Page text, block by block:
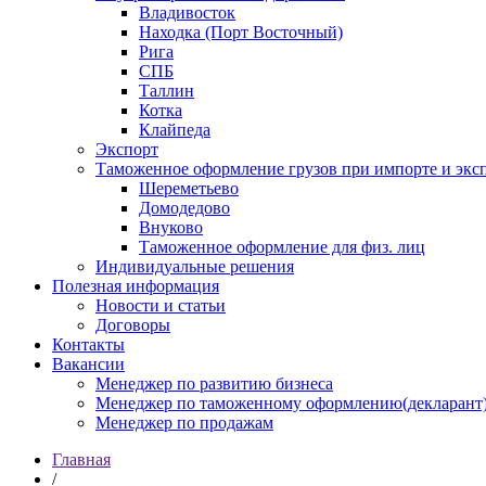
Владивосток
Находка (Порт Восточный)
Рига
СПБ
Таллин
Котка
Клайпеда
Экспорт
Таможенное оформление грузов при импорте и
Шереметьево
Домодедово
Внуково
Таможенное оформление для физ. лиц
Индивидуальные решения
Полезная информация
Новости и статьи
Договоры
Контакты
Вакансии
Менеджер по развитию бизнеса
Менеджер по таможенному
Менеджер по продажам
Главная
/